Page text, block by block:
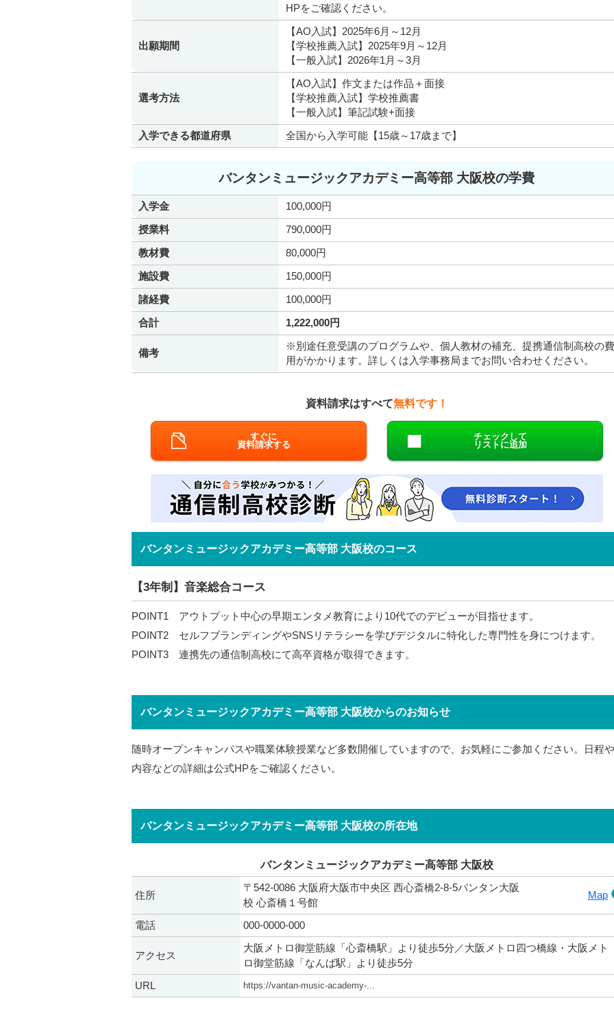
HPをご確認ください。
出願期間
【AO入試】2025年6月～12月
【学校推薦入試】2025年9月～12月
【一般入試】2026年1月～3月
選考方法
【AO入試】作文または作品＋面接
【学校推薦入試】学校推薦書
【一般入試】筆記試験+面接
入学できる都道府県
全国から入学可能【15歳～17歳まで】
バンタンミュージックアカデミー高等部 大阪校の学費
入学金
100,000円
授業料
790,000円
教材費
80,000円
施設費
150,000円
諸経費
100,000円
合計
1,222,000円
備考
※別途任意受講のプログラムや、個人教材の補充、提携通信制高校の費
用がかかります。詳しくは入学事務局までお問い合わせください。
資料請求はすべて無料です！
すぐに
資料請求する
チェックして
リストに追加
バンタンミュージックアカデミー高等部 大阪校のコース
【3年制】音楽総合コース
POINT1 アウトプット中心の早期エンタメ教育により10代でのデビューが目指せます。
POINT2 セルフブランディングやSNSリテラシーを学びデジタルに特化した専門性を身につけます。
POINT3 連携先の通信制高校にて高卒資格が取得できます。
バンタンミュージックアカデミー高等部 大阪校からのお知らせ
随時オープンキャンパスや職業体験授業など多数開催していますので、お気軽にご参加ください。日程や
内容などの詳細は公式HPをご確認ください。
バンタンミュージックアカデミー高等部 大阪校の所在地
バンタンミュージックアカデミー高等部 大阪校
住所
〒542-0086 大阪府大阪市中央区 西心斎橋2-8-5バンタン大阪
校 心斎橋１号館
Map
電話 000-0000-000
アクセス
大阪メトロ御堂筋線「心斎橋駅」より徒歩5分／大阪メトロ四つ橋線・大阪メト
ロ御堂筋線「なんば駅」より徒歩5分
URL
https://vantan-music-academy-...